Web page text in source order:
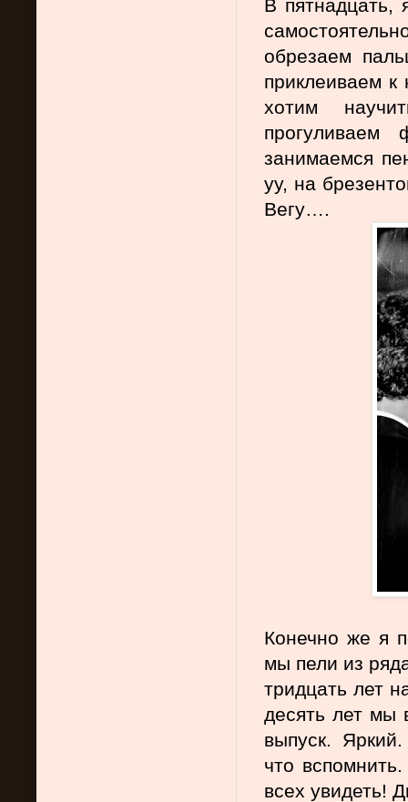
В пятнадцать,
обрезаем
приклеиваем
хотим
прогуливаем
занимаемся
уу, на
Вегу….
Конечно же я
мы пели из
тридцать лет
десять лет мы
выпуск.
что
всех увидеть!